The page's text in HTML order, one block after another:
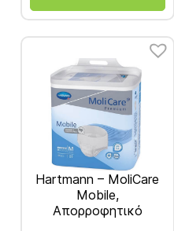
Hartmann – MoliCare
Mobile,
Απορροφητικό